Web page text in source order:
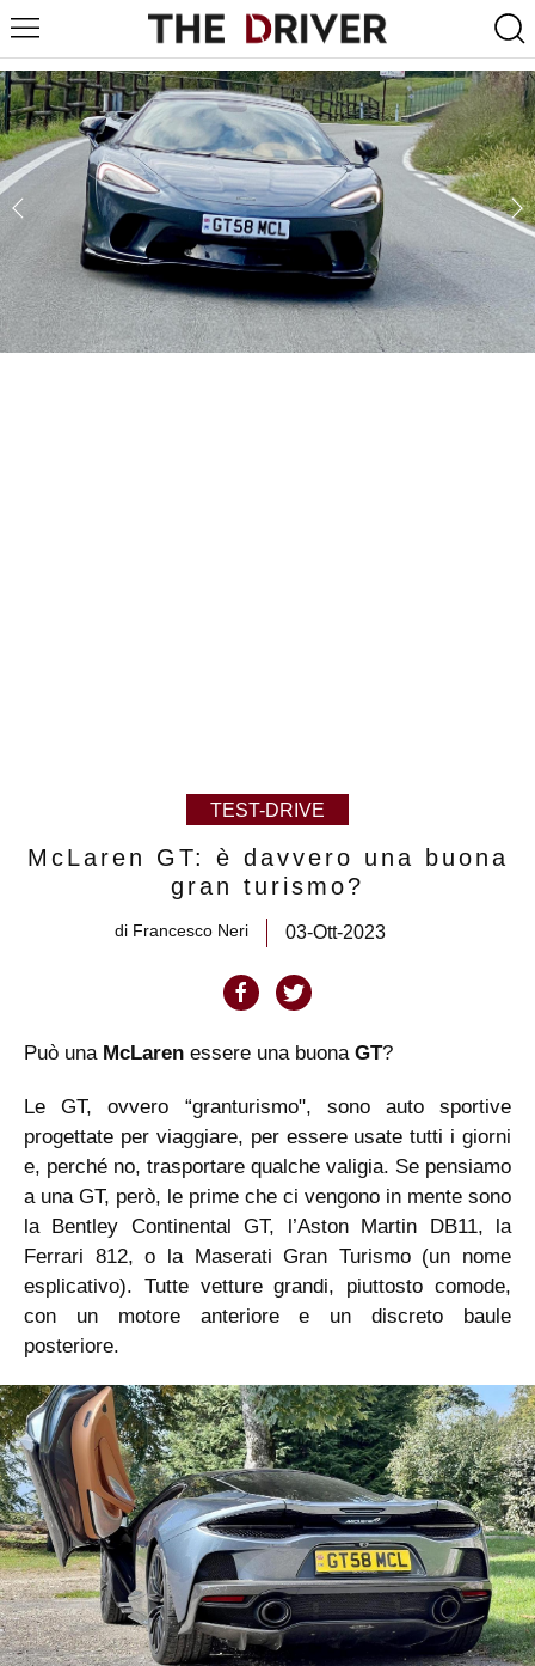
TEST-DRIVE
McLaren GT: è davvero una buona
gran turismo?
di Francesco Neri 03-Ott-2023
Può una McLaren essere una buona GT?
Le GT, ovvero “granturismo", sono auto sportive
progettate per viaggiare, per essere usate tutti i giorni
e, perché no, trasportare qualche valigia. Se pensiamo
a una GT, però, le prime che ci vengono in mente sono
la Bentley Continental GT, l’Aston Martin DB11, la
Ferrari 812, o la Maserati Gran Turismo (un nome
esplicativo). Tutte vetture grandi, piuttosto comode,
con un motore anteriore e un discreto baule
posteriore.